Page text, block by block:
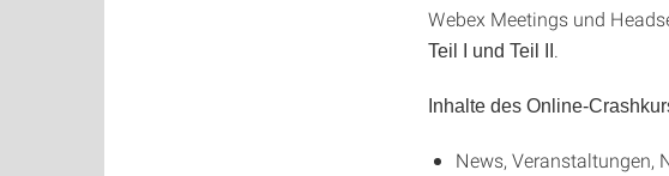
Webex Meetings und
Teil I und Teil II
Inhalte des Online-
News, Veranstaltungen,